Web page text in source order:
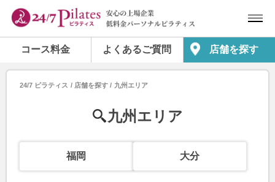
コース料金 よくあるご質問 店舗を探す
24/7 ピラティス 店舗を探す 九州エリア
九州エリア
福岡 大分